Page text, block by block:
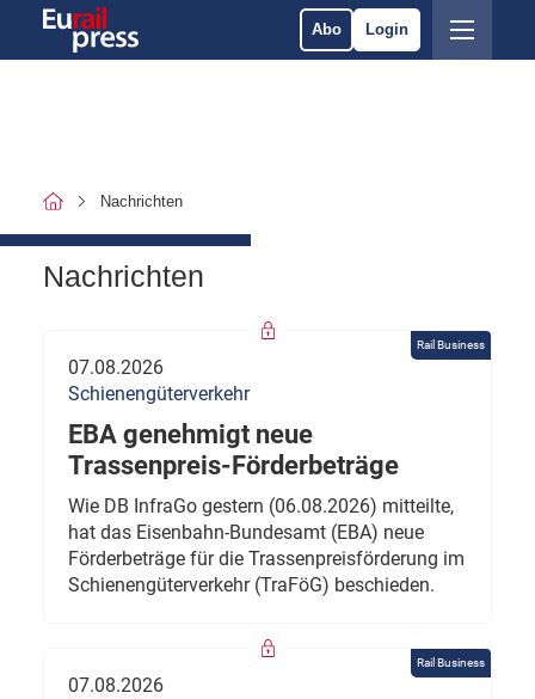
Abo Login
Nachrichten
Nachrichten
Rail Business
07.08.2026
Schienengüterverkehr
EBA genehmigt neue
Trassenpreis-Förderbeträge
Wie DB InfraGo gestern (06.08.2026) mitteilte,
hat das Eisenbahn-Bundesamt (EBA) neue
Förderbeträge für die Trassenpreisförderung im
Schienengüterverkehr (TraFöG) beschieden.
Rail Business
07.08.2026